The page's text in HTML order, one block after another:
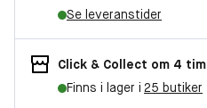
Se leveranstider
Click & Collect om 4 tim
Finns i lager i 25 butiker